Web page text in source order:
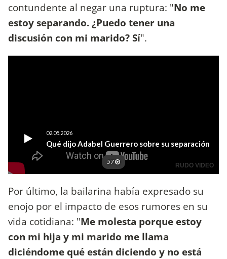
contundente al negar una ruptura: "No me
estoy separando. ¿Puedo tener una
discusión con mi marido? Sí".
Por último, la bailarina había expresado su
enojo por el impacto de esos rumores en su
vida cotidiana: "Me molesta porque estoy
con mi hija y mi marido me llama
diciéndome qué están diciendo y no está